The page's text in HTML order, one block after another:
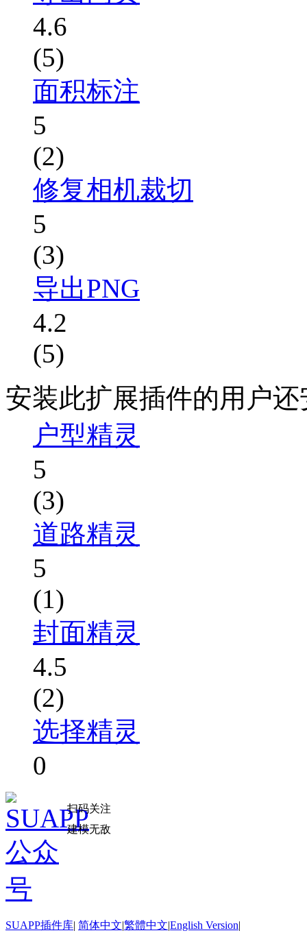
4.6
(5)
面积标注
5
(2)
修复相机裁切
5
(3)
导出PNG
4.2
(5)
安装此扩展插件的用户
户型精灵
5
(3)
道路精灵
5
(1)
封面精灵
4.5
(2)
选择精灵
0
扫码关注
建模无敌
SUAPP插件库| 简体中文|繁體中文|English Version|